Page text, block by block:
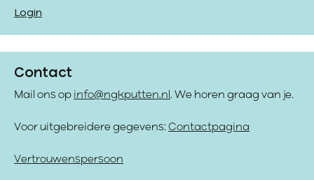
Login
Contact
Mail ons op info@ngkputten.nl . We horen graag van je.
Voor uitgebreidere gegevens: Contactpagina
Vertrouwenspersoon